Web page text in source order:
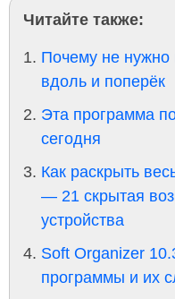
Читайте также:
Почему не нужно
вдоль и поперёк
Эта программа
сегодня
Как раскрыть
— 21 скрытая
устройства
Soft Organizer
программы и их